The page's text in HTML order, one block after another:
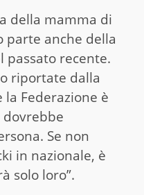
della mamma di
parte anche della
passato recente.
riportate dalla
la Federazione è
dovrebbe
Se non
in nazionale, è
solo loro”.